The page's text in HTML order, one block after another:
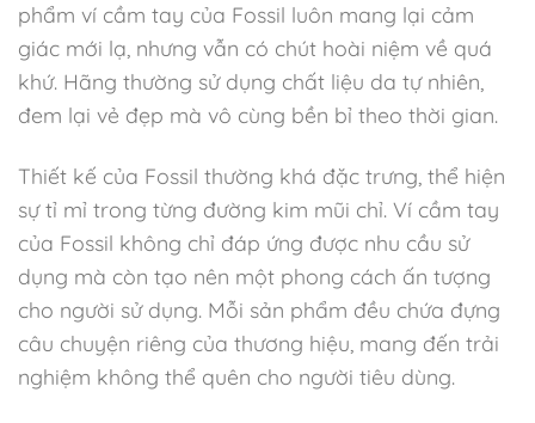
phẩm ví cầm tay của Fossil luôn mang lại cảm
giác mới lạ, nhưng vẫn có chút hoài niệm về quá
khứ. Hãng thường sử dụng chất liệu da tự nhiên,
đem lại vẻ đẹp mà vô cùng bền bỉ theo thời gian.
Thiết kế của Fossil thường khá đặc trưng, thể hiện
sự tỉ mỉ trong từng đường kim mũi chỉ. Ví cầm tay
của Fossil không chỉ đáp ứng được nhu cầu sử
dụng mà còn tạo nên một phong cách ấn tượng
cho người sử dụng. Mỗi sản phẩm đều chứa đựng
câu chuyện riêng của thương hiệu, mang đến trải
nghiệm không thể quên cho người tiêu dùng.